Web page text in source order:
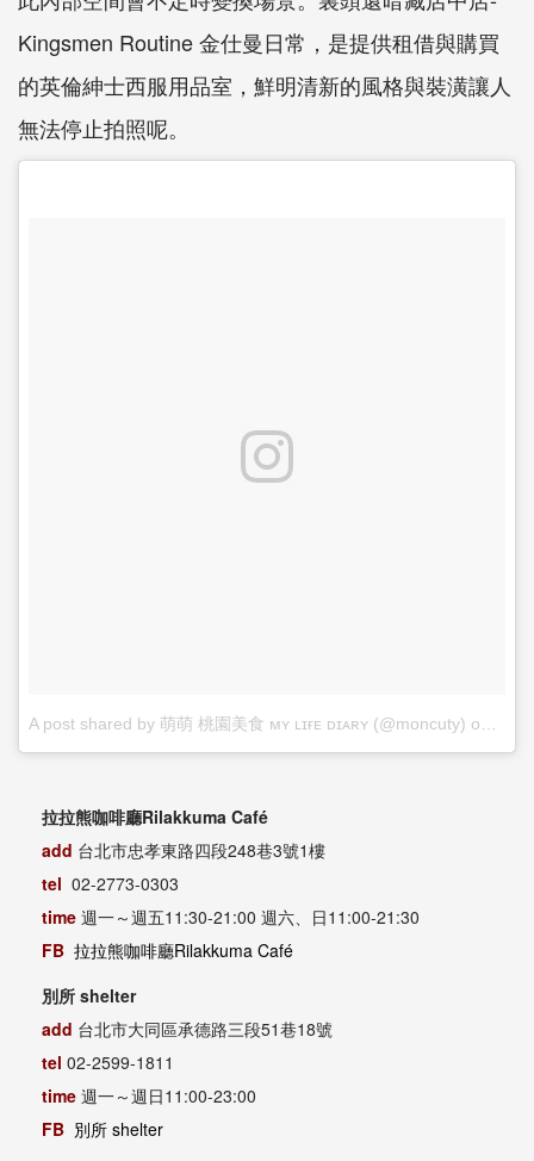
Kingsmen Routine 金仕曼日常，是提供租借與購買
的英倫紳士西服用品室，鮮明清新的風格與裝潢讓人
無法停止拍照呢。
A post shared by 萌萌 桃園美食 ᴍʏ ʟɪғᴇ ᴅɪᴀʀʏ (@moncuty) on
拉拉熊咖啡廳Rilakkuma Café
add 台北市忠孝東路四段248巷3號1樓
tel 02-2773-0303
time 週一～週五11:30-21:00 週六、日11:00-21:30
FB 拉拉熊咖啡廳Rilakkuma Café
別所 shelter
add 台北市大同區承德路三段51巷18號
tel 02-2599-1811
time 週一～週日11:00-23:00
FB 別所 shelter